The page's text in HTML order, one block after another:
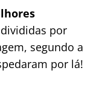
divididas por
segundo a
por lá!